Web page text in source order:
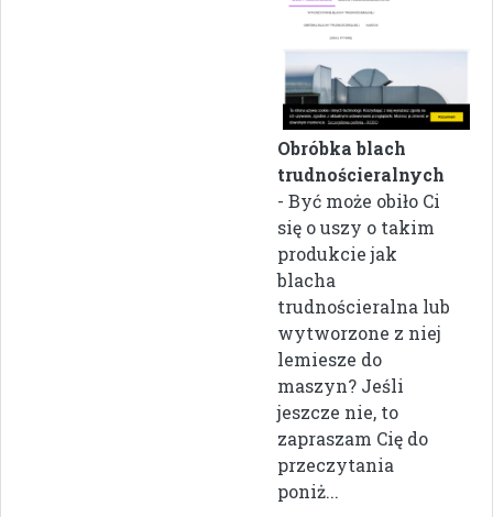
Obróbka blach
trudnościeralnych
- Być może obiło Ci
się o uszy o takim
produkcie jak
blacha
trudnościeralna lub
wytworzone z niej
lemiesze do
maszyn? Jeśli
jeszcze nie, to
zapraszam Cię do
przeczytania
poniż...